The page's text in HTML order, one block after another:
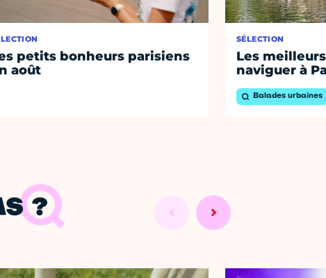
petits bonheurs parisiens
août
SÉLECTION
Les
naviguer à
Balades urbaines
?